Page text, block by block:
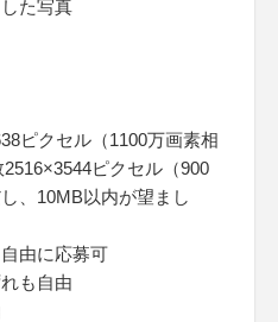
た写真
ピクセル（1100万画素相
ピクセル（900
、10MB以内が望まし
由に応募可
も自由